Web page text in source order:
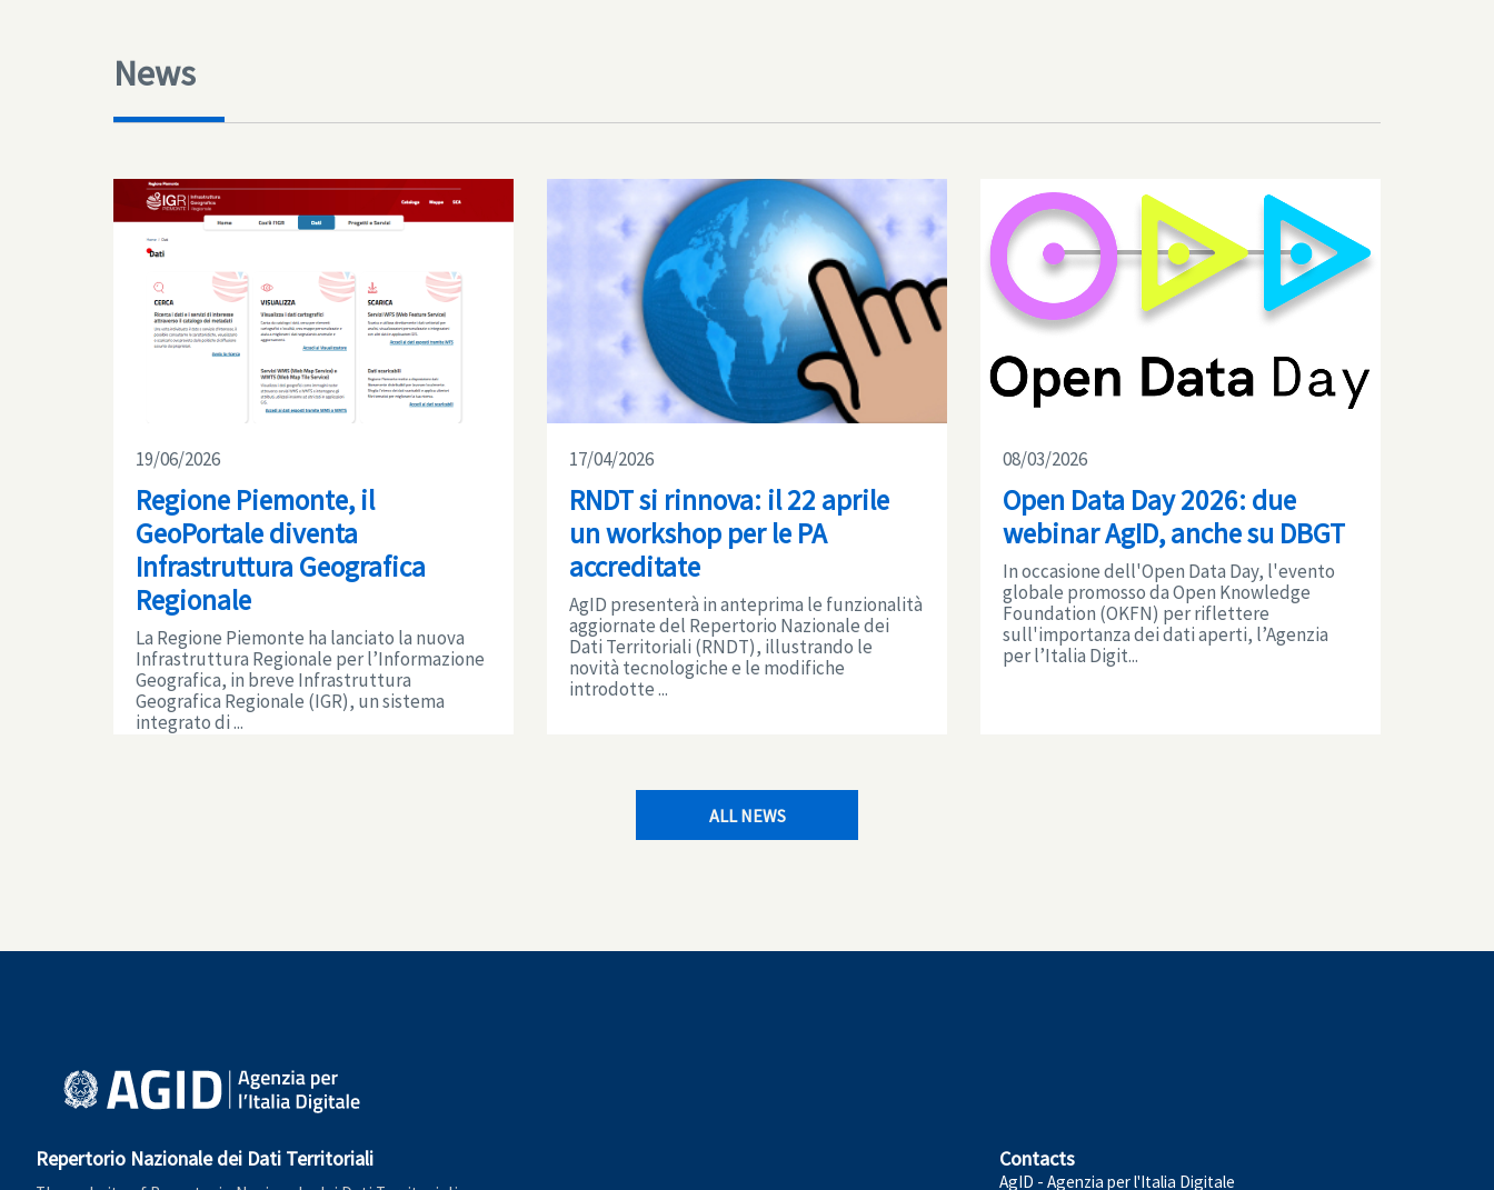
News
19/06/2026
Regione Piemonte, il
GeoPortale diventa
Infrastruttura Geografica
Regionale
La Regione Piemonte ha lanciato la nuova
Infrastruttura Regionale per l’Informazione
Geografica, in breve Infrastruttura
Geografica Regionale (IGR), un sistema
integrato di ...
17/04/2026
RNDT si rinnova: il 22 aprile
un workshop per le PA
accreditate
AgID presenterà in anteprima le funzionalità
aggiornate del Repertorio Nazionale dei
Dati Territoriali (RNDT), illustrando le
novità tecnologiche e le modifiche
introdotte ...
08/03/2026
Open Data Day 2026: due
webinar AgID, anche su DBGT
In occasione dell'Open Data Day, l'evento
globale promosso da Open Knowledge
Foundation (OKFN) per riflettere
sull'importanza dei dati aperti, l’Agenzia
per l’Italia Digit...
ALL NEWS
Repertorio Nazionale dei Dati Territoriali Contacts
AgID - Agenzia per l'Italia Digitale